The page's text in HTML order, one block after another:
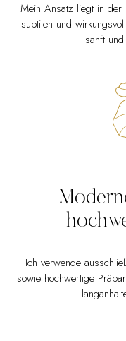
Mein Ansatz liegt in der
subtilen und
sanft
Ich verwende
sowie hochwertige